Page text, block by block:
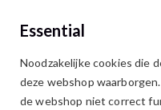
Ga
naar
de
WELKOM
Essential
Noodzakelijke cookies die
deze webshop
de webshop niet correct